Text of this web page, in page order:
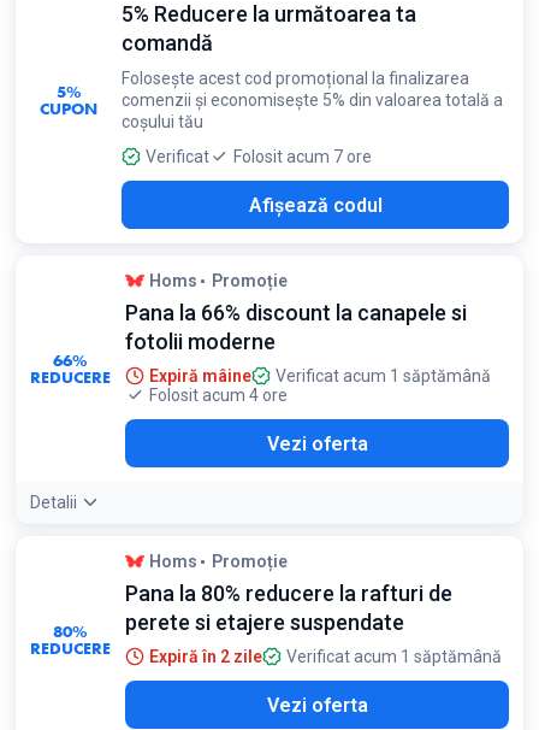
5%
CUPON
5% Reducere la următoarea ta
comandă
Folosește acest cod promoțional la finalizarea
comenzii și economisește 5% din valoarea totală a
coșului tău
Verificat
Folosit acum 7 ore
Afișează codul
66%
REDUCERE
Homs Promoție
Pana la 66% discount la canapele si
fotolii moderne
Expiră mâine
Verificat acum 1 săptămână
Folosit acum 4 ore
Vezi oferta
Detalii
80%
REDUCERE
Homs Promoție
Pana la 80% reducere la rafturi de
perete si etajere suspendate
Expiră în 2 zile Verificat acum 1 săptămână
Vezi oferta